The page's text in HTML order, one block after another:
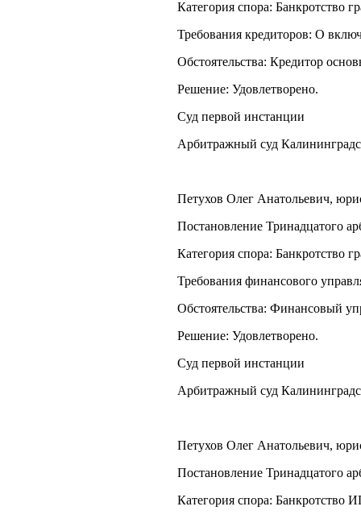
Категория спора: Банкротство
Требования кредиторов: О
Обстоятельства: Кредитор
Решение: Удовлетворено.
Суд первой инстанции
Арбитражный суд
Петухов Олег Анатольевич,
Постановление Тринадцатого
Категория спора: Банкротство
Требования финансового
Обстоятельства: Финансовый
Решение: Удовлетворено.
Суд первой инстанции
Арбитражный суд
Петухов Олег Анатольевич,
Постановление Тринадцатого
Категория спора: Банкротство